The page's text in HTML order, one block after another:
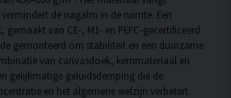
de nagalm in de ruimte. Een
van CE-, M1- en PEFC-gecertificeerd
gemonteerd om stabiliteit en een duurzame
van canvasdoek, kernmateriaal en
gelijkmatige geluidsdemping die de
en het algemene welzijn verbetert.